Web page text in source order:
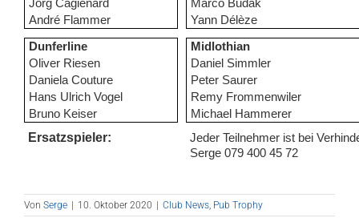
Jörg Cagienard
Marco Budak
André Flammer
Yann Délèze
Dunferline
Midlothian
Oliver Riesen
Daniel Simmler
Daniela Couture
Peter Saurer
Hans Ulrich Vogel
Remy Frommenwiler
Bruno Keiser
Michael Hammerer
Ersatzspieler:
Jeder Teilnehmer ist bei
Serge 079 400 45 72
Von Serge | 10. Oktober 2020 | Club News Pub Trophy